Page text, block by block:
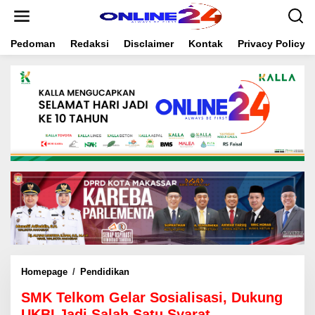
t
Pedoman Redaksi Disclaimer Kontak Privacy Policy
Homepage / Pendidikan
K
T
SMK Telkom Gelar Sosialisasi, Dukung